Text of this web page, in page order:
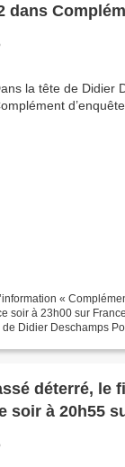
dans
«
soir à 23h00 sur
Didier Deschamps
déterré, le
soir à 20h55